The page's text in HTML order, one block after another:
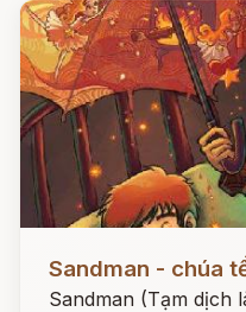
Sandman - chúa
Sandman (Tạm dịch